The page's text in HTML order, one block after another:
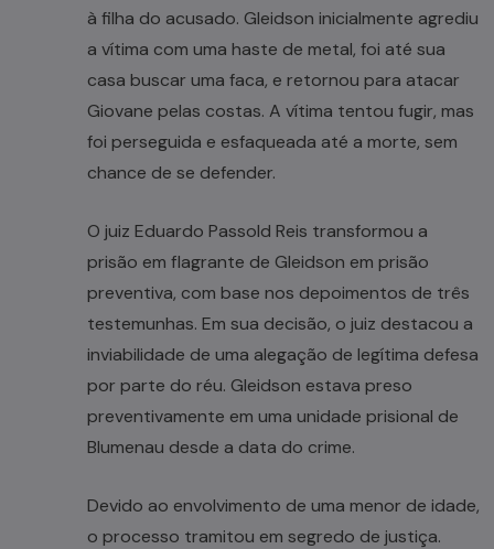
à filha do acusado. Gleidson inicialmente agrediu
a vítima com uma haste de metal, foi até sua
casa buscar uma faca, e retornou para atacar
Giovane pelas costas. A vítima tentou fugir, mas
foi perseguida e esfaqueada até a morte, sem
chance de se defender.
O juiz Eduardo Passold Reis transformou a
prisão em flagrante de Gleidson em prisão
preventiva, com base nos depoimentos de três
testemunhas. Em sua decisão, o juiz destacou a
inviabilidade de uma alegação de legítima defesa
por parte do réu. Gleidson estava preso
preventivamente em uma unidade prisional de
Blumenau desde a data do crime.
Devido ao envolvimento de uma menor de idade,
o processo tramitou em segredo de justiça.